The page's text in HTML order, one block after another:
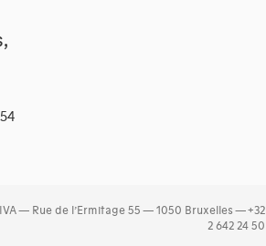
— Rue de l’Ermitage 55 — 1050 Bruxelles — +32
2 642 24 50